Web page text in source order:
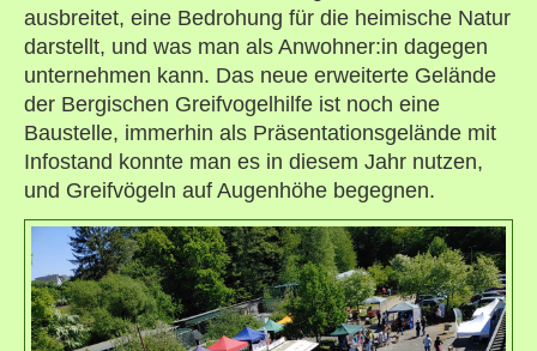
ausbreitet, eine Bedrohung für die heimische Natur
darstellt, und was man als Anwohner:in dagegen
unternehmen kann. Das neue erweiterte Gelände
der Bergischen Greifvogelhilfe ist noch eine
Baustelle, immerhin als Präsentationsgelände mit
Infostand konnte man es in diesem Jahr nutzen,
und Greifvögeln auf Augenhöhe begegnen.